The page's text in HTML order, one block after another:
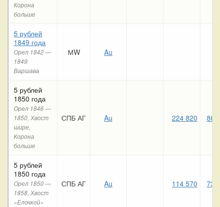
Корона
больше
5 рублей
1849 года
Орел 1842 —
1849
Варшава
МW Au
5 рублей
1850 года
Орел 1846 —
1850, Хвост
шире,
Корона
больше
СПБ АГ Au 224 820 86
5 рублей
1850 года
Орел 1850 —
1858, Хвост
«Елочкой»
СПБ АГ Au 114 570 73